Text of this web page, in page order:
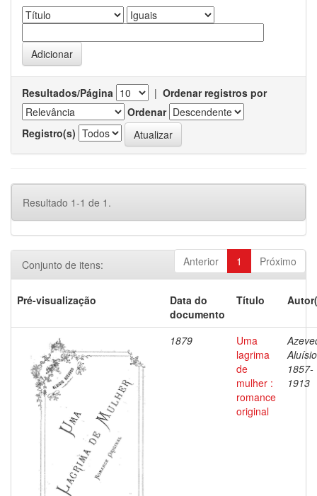
Resultados/Página | Ordenar registros por
Ordenar
Registro(s)
Resultado 1-1 de 1.
Anterior 1 Próximo
Conjunto de itens:
Pré-visualização
Data do
documento
Título
1879
Uma
lagrima
de
mulher :
romance
original
1857-
1913